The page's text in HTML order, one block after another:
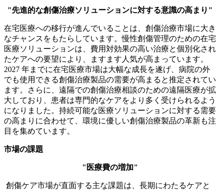
"先進的な創傷治療ソリューションに対する意識の高まり"
在宅医療への移行が進んでいることは、創傷治療市場に大き
なチャンスをもたらしています。慢性創傷管理のための在宅
医療ソリューションは、費用対効果の高い治療と個別化され
たケアへの要望により、ますます人気が高まっています。
2027 年までに在宅医療市場は大幅な成長を遂げ、病院の外
でも使用できる創傷治療製品の需要が高まると推定されてい
ます。さらに、遠隔での創傷治療相談のための遠隔医療が拡
大しており、患者は専門的なケアをより多く受けられるよう
になりました。持続可能な医療ソリューションに対する需要
の高まりに合わせて、環境に優しい創傷治療製品の革新も注
目を集めています。
市場の課題
"医療費の増加"
創傷ケア市場が直面する主な課題は、長期にわたるケアと